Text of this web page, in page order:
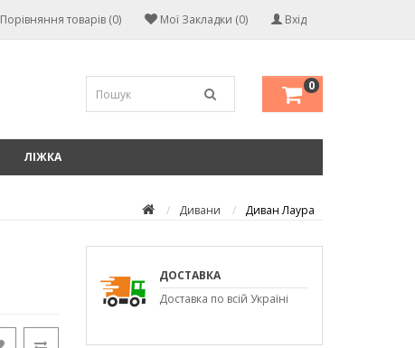
Вхід
Мої Закладки (0)
Порівняння товарів (0)
0
ЛІЖКА
Дивани Диван Лаура
ДОСТАВКА
Доставка по всій Україні